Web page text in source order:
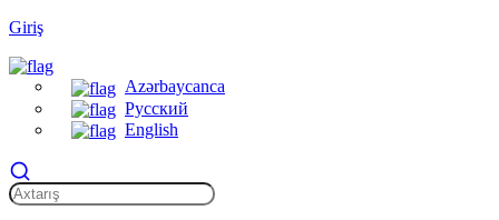
Giriş
Azərbaycanca
Русский
English